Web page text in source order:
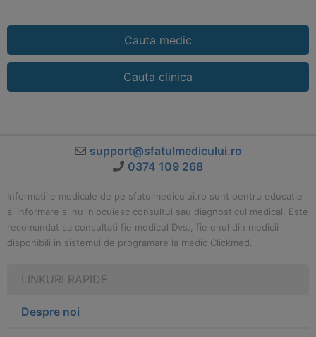
Cauta medic
Cauta clinica
support@sfatulmedicului.ro
0374 109 268
Informatiile medicale de pe sfatulmedicului.ro sunt pentru educatie
si informare si nu inlocuiesc consultul sau diagnosticul medical. Este
recomandat sa consultati fie medicul Dvs., fie unul din medicii
disponibili in sistemul de programare la medic Clickmed.
LINKURI RAPIDE
Despre noi